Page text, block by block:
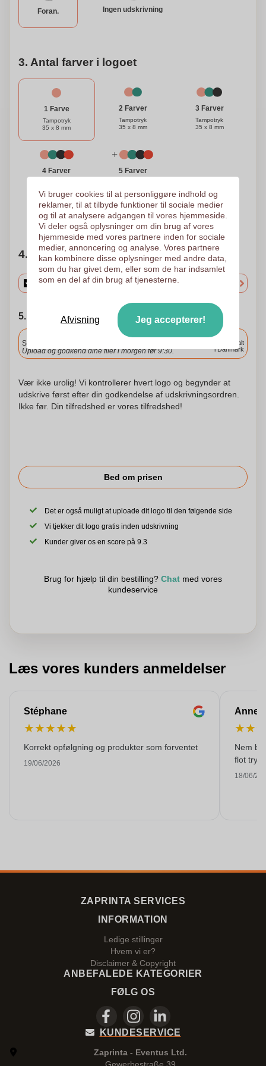
Foran. Ingen udskrivning
3. Antal farver i logoet
1 Farve
Tampotryk
35 x 8 mm
2 Farver
Tampotryk
35 x 8 mm
3 Farver
Tampotryk
35 x 8 mm
4 Farver
35 x 8 mm
5 Farver
Brug for hjælp?Hjælp mig med at vælge
4. Vælg mængden
5. Vælg forsendelsesdato
Inkluderet
Standard levering
Upload og godkend dine filer i morgen før 9:30.
Levering overalt
i Danmark
Vær ikke urolig! Vi kontrollerer hvert logo og begynder at
udskrive først efter din godkendelse af udskrivningsordren.
Ikke før. Din tilfredshed er vores tilfredshed!
Bed om prisen
Det er også muligt at uploade dit logo til den følgende side
Vi tjekker dit logo gratis inden udskrivning
Kunder giver os en score på 9.3
Brug for hjælp til din bestilling? Chat med vores
kundeservice
Læs vores kunders anmeldelser
Stéphane
★★★★★
Korrekt opfølgning og produkter som forventet
19/06/2026
Anne-
★★
Nem
flot tryk!
18/06/
ZAPRINTA SERVICES
INFORMATION
Ledige stillinger
Hvem vi er?
Disclaimer & Copyright
ANBEFALEDE KATEGORIER
FØLG OS
KUNDESERVICE
Zaprinta - Eventus Ltd.
Vi bruger cookies til at personliggøre indhold og
reklamer, til at tilbyde funktioner til sociale medier
og til at analysere adgangen til vores hjemmeside.
Vi deler også oplysninger om din brug af vores
hjemmeside med vores partnere inden for sociale
medier, annoncering og analyse. Vores partnere
kan kombinere disse oplysninger med andre data,
som du har givet dem, eller som de har indsamlet
som en del af din brug af tjenesterne.
Afvisning Jeg accepterer!